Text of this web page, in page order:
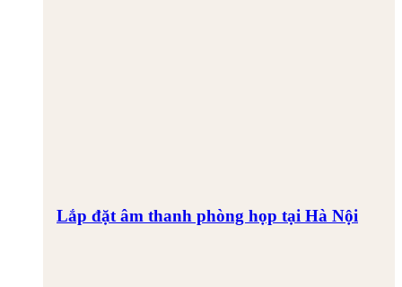
Lắp đặt âm thanh phòng họp tại Hà Nội